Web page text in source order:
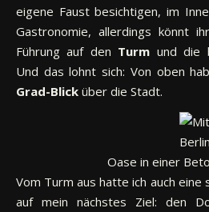
eigene Faust besichtigen, im
Gastronomie, allerdings könnt
Führung auf den Turm und die
Und das lohnt sich: Von oben
Grad-Blick über die Stadt.
Oase in einer
Vom Turm aus hatte ich auch eine
auf mein nächstes Ziel: den